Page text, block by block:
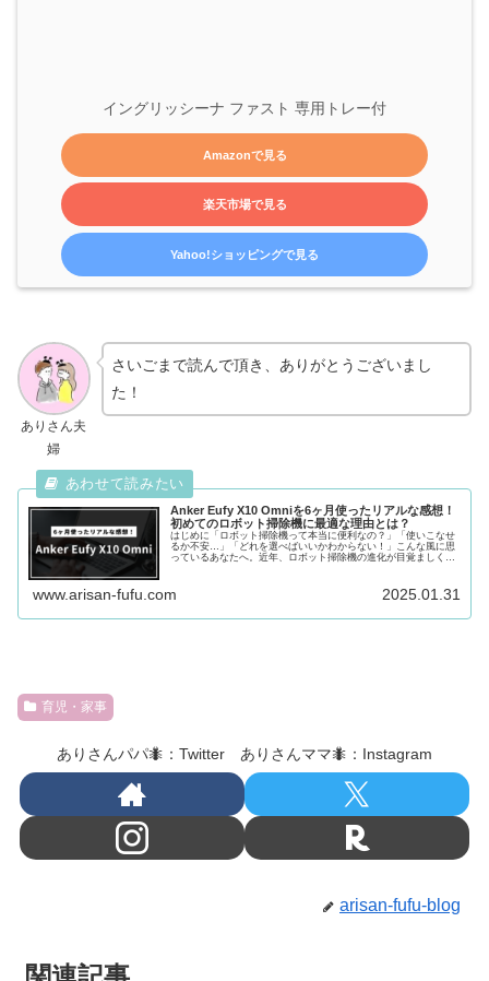
イングリッシーナ ファスト 専用トレー付
Amazonで見る
楽天市場で見る
Yahoo!ショッピングで見る
ありさん夫
婦
さいごまで読んで頂き、ありがとうございまし
た！
Anker Eufy X10 Omniを6ヶ月使ったリアルな感想！
初めてのロボット掃除機に最適な理由とは？
はじめに「ロボット掃除機って本当に便利なの？」「使いこなせ
るか不安…」「どれを選べばいいかわからない！」こんな風に思
っているあなたへ。近年、ロボット掃除機の進化が目覚ましく、
www.arisan-fufu.com 2025.01.31
育児・家事
ありさんパパ🐜：Twitter ありさんママ🐜：Instagram
arisan-fufu-blog